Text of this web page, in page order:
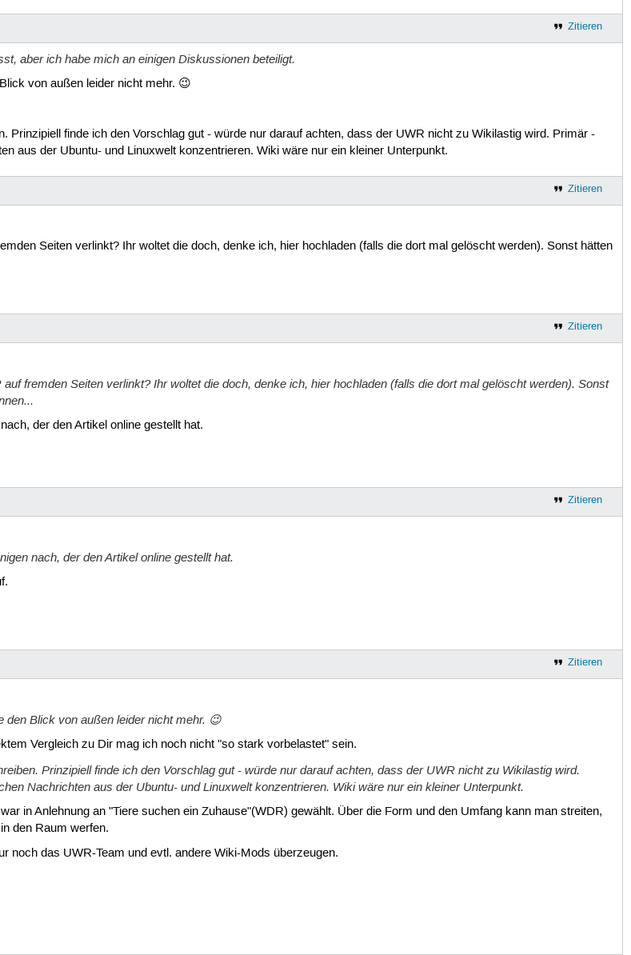
Zitieren
aber ich habe mich an einigen Diskussionen beteiligt.
von außen leider nicht mehr. 😉
Prinzipiell finde ich den Vorschlag gut - würde nur darauf achten, dass der UWR nicht zu Wikilastig wird. Primär -
aus der Ubuntu- und Linuxwelt konzentrieren. Wiki wäre nur ein kleiner Unterpunkt.
Zitieren
Seiten verlinkt? Ihr woltet die doch, denke ich, hier hochladen (falls die dort mal gelöscht werden). Sonst hätten
Zitieren
fremden Seiten verlinkt? Ihr woltet die doch, denke ich, hier hochladen (falls die dort mal gelöscht werden). Sonst
der den Artikel online gestellt hat.
Zitieren
nach, der den Artikel online gestellt hat.
Zitieren
Blick von außen leider nicht mehr. 😉
Vergleich zu Dir mag ich noch nicht "so stark vorbelastet" sein.
Prinzipiell finde ich den Vorschlag gut - würde nur darauf achten, dass der UWR nicht zu Wikilastig wird.
Nachrichten aus der Ubuntu- und Linuxwelt konzentrieren. Wiki wäre nur ein kleiner Unterpunkt.
in Anlehnung an "Tiere suchen ein Zuhause"(WDR) gewählt. Über die Form und den Umfang kann man streiten,
den Raum werfen.
noch das UWR-Team und evtl. andere Wiki-Mods überzeugen.